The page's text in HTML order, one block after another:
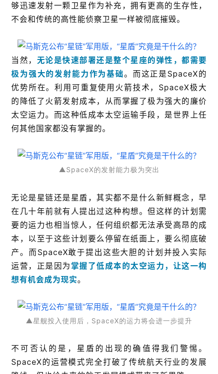
够迅速发射一颗卫星作为补充，拥有更高的生存性，
不会和传统的高性能侦察卫星一样被彻底摧毁。
当然， 无论是快速部署还是整个星座的弹性，都需要
极为强大的发射能力作为基础。而这正是SpaceX的
优势所在。利用可重复使用火箭技术，SpaceX极大
的降低了火箭发射成本，从而掌握了极为强大的廉价
太空运力。而这种低成本太空运输手段，是世界上任
何其他国家都没有掌握的。
▲SpaceX的发射能力极为突出
无论是星链还是星盾，其实都不是什么新鲜概念，早
在几十年前就有人提出过这种构想。但这样的计划需
要的运力也相当惊人，任何组织都无法承受高昂的成
本，以至于这些计划要么停留在纸面上，要么彻底破
产。而SpaceX敢于提出这些大胆的计划并投入实际
运营，正是因为掌握了低成本的太空运力，让这一构
想有机会成为现实。
▲星舰投入使用后，SpaceX的运力将会进一步提升
不可否认的是， 星盾的出现的确值得我们警惕。
SpaceX的运营模式完全打破了传统航天行业的发展